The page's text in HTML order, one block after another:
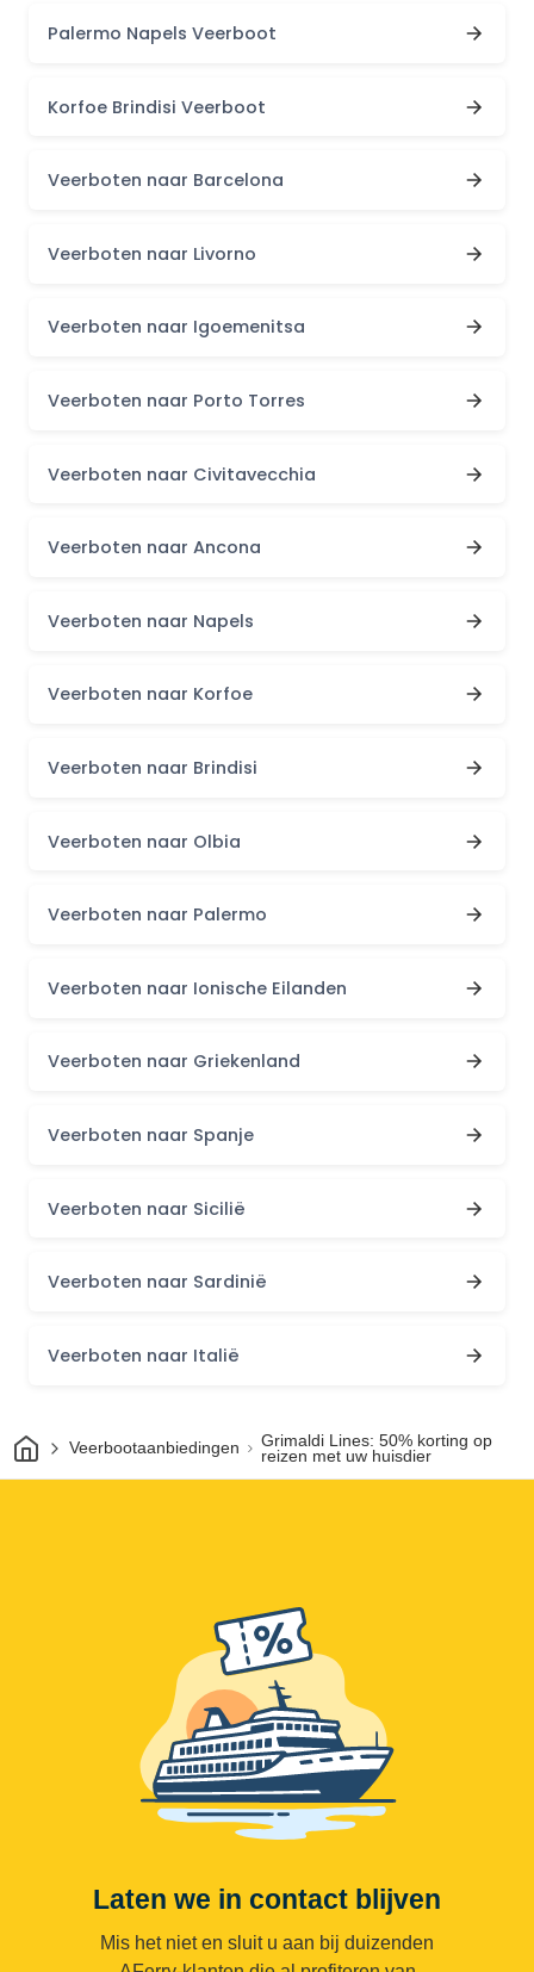
Palermo Napels Veerboot
Korfoe Brindisi Veerboot
Veerboten naar Barcelona
Veerboten naar Livorno
Veerboten naar Igoemenitsa
Veerboten naar Porto Torres
Veerboten naar Civitavecchia
Veerboten naar Ancona
Veerboten naar Napels
Veerboten naar Korfoe
Veerboten naar Brindisi
Veerboten naar Olbia
Veerboten naar Palermo
Veerboten naar Ionische Eilanden
Veerboten naar Griekenland
Veerboten naar Spanje
Veerboten naar Sicilië
Veerboten naar Sardinië
Veerboten naar Italië
ThuisVeerbootaanbiedingen
Grimaldi Lines: 50% korting op
reizen met uw huisdier
Laten we in contact blijven
Mis het niet en sluit u aan bij duizenden